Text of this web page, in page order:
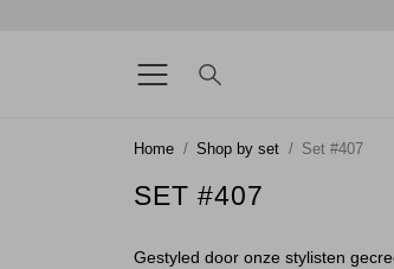
Home Shop by set Set #407
SET #407
Gestyled door onze stylisten